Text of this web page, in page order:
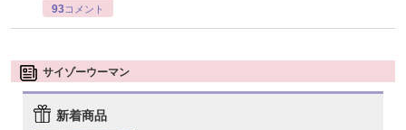
93コメント
サイゾーウーマン
新着商品